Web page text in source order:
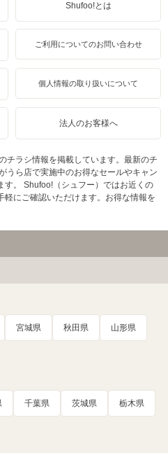
Shufoo!とは
ご利用についてのお問い合わせ
個人情報の取り扱いについて
法人のお客様へ
チラシ情報を掲載しています。最新のチ
うら店で実施中のお得なセールやキャン
す。 Shufoo!（シュフー）ではお近くの
軽にご確認いただけます。お得な情報を
宮城県 秋田県 山形県
千葉県 茨城県 栃木県